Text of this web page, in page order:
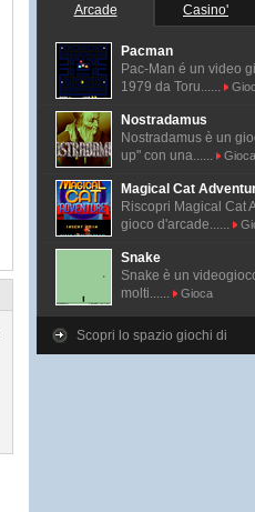
Arcade Casino'
Pacman
Pac-Man é un video
1979 da Toru......
Nostradamus
Nostradamus è un
up" con una......
Gioca
Magical Cat
Riscopri Magical Cat
gioco d'arcade......
Snake
Snake è un
molti......
Gioca
Scopri lo spazio giochi di